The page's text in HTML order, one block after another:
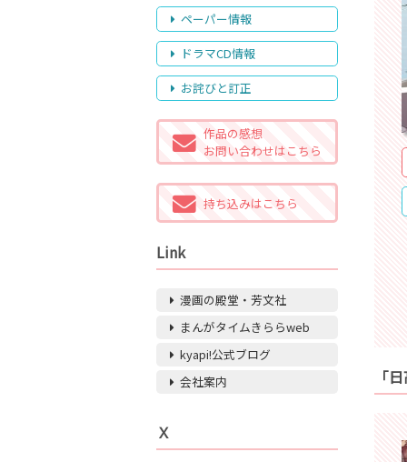
「
ペーパー情報
ドラマCD情報
お詫びと訂正
作品の感想
お問い合わせはこちら
持ち込みはこちら
Link
漫画の殿堂・芳文社
まんがタイムきららweb
kyapi!公式ブログ
会社案内
Ｘ